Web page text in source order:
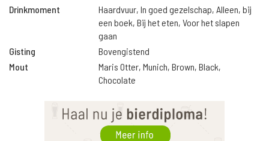
Drinkmoment
Haardvuur, In goed gezelschap, Alleen, bij
een boek, Bij het eten, Voor het slapen
gaan
Gisting
Bovengistend
Mout
Maris Otter, Munich, Brown, Black,
Chocolate